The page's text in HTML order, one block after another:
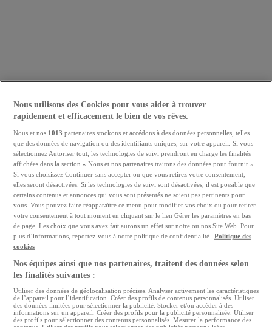
Nous utilisons des Cookies pour vous aider à trouver
rapidement et efficacement le bien de vos rêves.
Nous et nos 1013 partenaires stockons et accédons à des données personnelles, telles
que des données de navigation ou des identifiants uniques, sur votre appareil. Si vous
sélectionnez Autoriser tout, les technologies de suivi prendront en charge les finalités
affichées dans la section « Nous et nos partenaires traitons des données pour fournir ».
Si vous choisissez Continuer sans accepter ou que vous retirez votre consentement,
elles seront désactivées. Si les technologies de suivi sont désactivées, il est possible que
certains contenus et annonces qui vous sont présentés ne soient pas pertinents pour
vous. Vous pouvez faire réapparaître ce menu pour modifier vos choix ou pour retirer
votre consentement à tout moment en cliquant sur le lien Gérer les paramètres en bas
de page. Les choix que vous avez fait aurons un effet sur notre ou nos Site Web. Pour
plus d’informations, reportez-vous à notre politique de confidentialité.
Politique des
cookies
Nos équipes ainsi que nos partenaires, traitent des données selon
les finalités suivantes :
Utiliser des données de géolocalisation précises. Analyser activement les caractéristiques
de l’appareil pour l’identification. Créer des profils de contenus personnalisés. Utiliser
des données limitées pour sélectionner la publicité. Stocker et/ou accéder à des
informations sur un appareil. Créer des profils pour la publicité personnalisée. Utiliser
des profils pour sélectionner des contenus personnalisés. Mesurer la performance des